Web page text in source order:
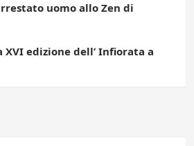
uomo allo Zen di
XVI edizione dell’ Infiorata a